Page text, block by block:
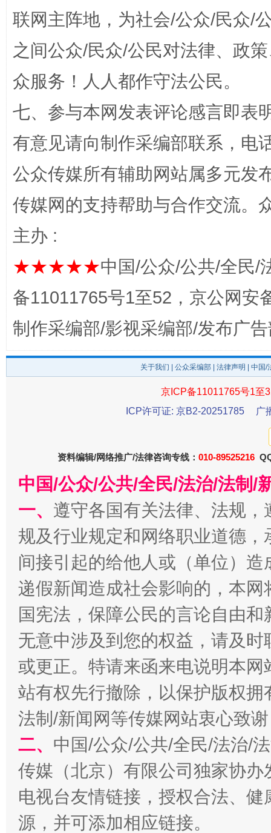
“蜀中异人”王建安的艺术幻境
完善运行机制助力责任有效落实
千年窑火 生生不息 一
揭开“小金库”的免责幌子
联网主阵地，为社会/公众/民众/
之间公众/民众/公民对法律、政
众服务！人人都作守法公民。
七、参与本网发表评论感言即表
有意见请向制作采编部联系，电
公众传媒所有辅助网站属多元发
传媒网的支持帮助与合作交流。
主办 :
★★★★★中国/公众/公共/全民/
备11011765号1至52，京公网安
制作采编部/影视采编部/发布广
关于我们 公众采编部 法律声明 | 中国
京ICP备11011765号1至
ICP许可证: 京B2-20251785
广
资料编辑/网络推广/法律咨询专线： 010-89525216
中国/公众/公共/全民/法治/法制/
一、 遵守各国有关法律、法规
规及行业规定和网络职业道德
间接引起的给他人或（单位）
递假新闻造成社会影响的，本
国宪法，保障公民的言论自由
无意中涉及到您的权益，请及
或更正。特请来函来电说明本
站有权先行撤除，以保护版权
法制/新闻网等传媒网站衷心致
二、 中国/公众/公共/全民/法治/
传媒（北京）有限公司独家协
电视台友情链接，授权合法、
源，并可添加相应链接。